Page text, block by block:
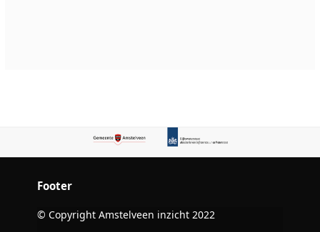
Footer
© Copyright Amstelveen inzicht 2022